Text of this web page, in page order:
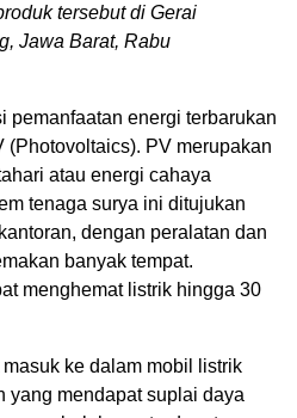
tersebut di Gerai
Jawa Barat, Rabu
pemanfaatan energi terbarukan
(Photovoltaics). PV merupakan
atau energi cahaya
tenaga surya ini ditujukan
dengan peralatan dan
banyak tempat.
menghemat listrik hingga 30
ke dalam mobil listrik
yang mendapat suplai daya